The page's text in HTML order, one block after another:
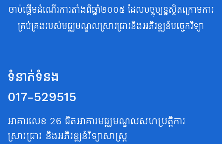
ចាប់ផ្តើមដំណើរការតាំងពីឆ្នាំ២០០៥ ដែលបច្ចុប្បន្នស្ថិតក្រោមការ
គ្រប់គ្រងរបស់មជ្ឈមណ្ឌលស្រាវជ្រាវនិងអភិវឌ្ឍន៍បច្ចេកវិទ្យា
ទំនាក់ទំនង
017-529515
អាគារលេខ 26 ជិតអាគារមជ្ឈមណ្ឌលសហប្រត្តិការ
ស្រាវជ្រាវ និងអភិវឌ្ឍន៍វិទ្យាសាស្ត្រ